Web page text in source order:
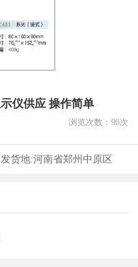
仪供应 操作简单
浏览次数： 96次
发货地:河南省郑州中原区